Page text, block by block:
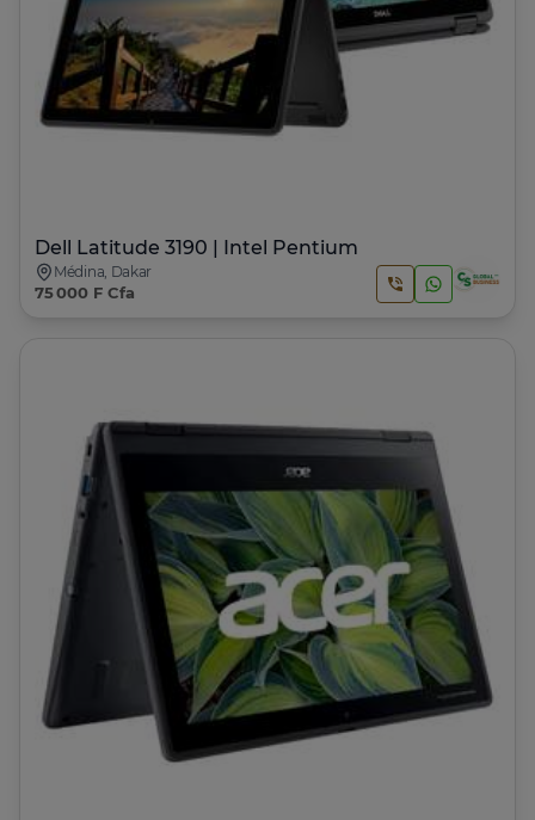
Dell Latitude 3190 | Intel Pentium
Médina, Dakar
75 000 F Cfa